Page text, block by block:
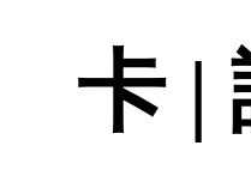
卡 |